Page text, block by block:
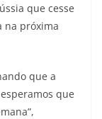
que cesse
na próxima
que a
que